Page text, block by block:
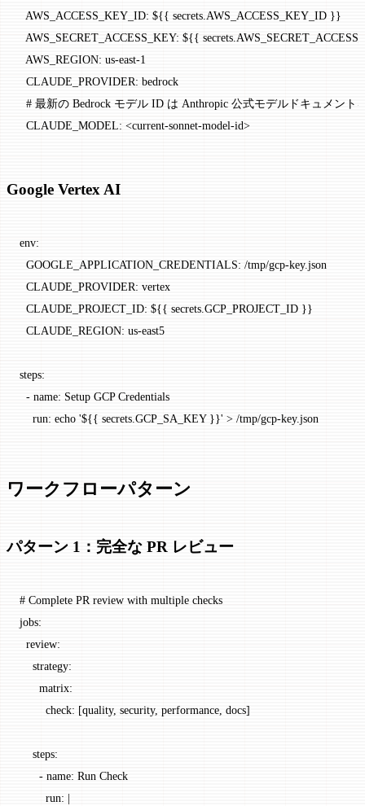
  AWS_ACCESS_KEY_ID
: ${{ secrets.AWS_ACCESS_KEY_ID }}
  AWS_SECRET_ACCESS_KEY
: ${{
  AWS_REGION
: us-east-1
  CLAUDE_PROVIDER
: bedrock
# 最新の Bedrock モデル ID は Anthropic 公式モデルドキュメント
  CLAUDE_MODEL
: <current-sonnet-model-id>
Google Vertex AI
env:
  GOOGLE_APPLICATION_CREDENTIALS
: /tmp/gcp-key.json
  CLAUDE_PROVIDER
: vertex
  CLAUDE_PROJECT_ID
: ${{ secrets.GCP_PROJECT_ID }}
  CLAUDE_REGION
: us-east5
steps:
  -
name: Setup GCP Credentials
    run
: echo '${{ secrets.GCP_SA_KEY }}' > /tmp/gcp-key.json
ワークフローパターン
パターン 1：完全な PR レビュー
# Complete PR review with multiple checks
jobs:
  review
:
    strategy
:
      matrix
:
        check
: [quality, security, performance, docs]
    steps
:
      -
name: Run Check
        run
: |